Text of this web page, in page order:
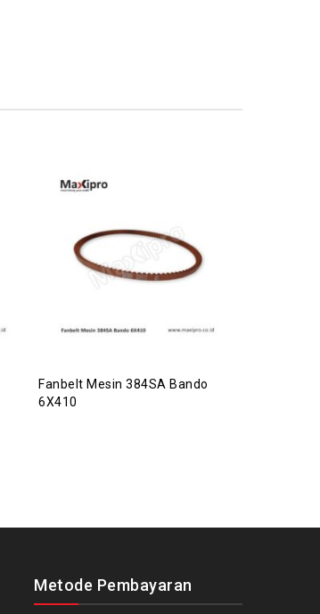
Fanbelt Mesin 384SA Bando
6X410
Metode Pembayaran